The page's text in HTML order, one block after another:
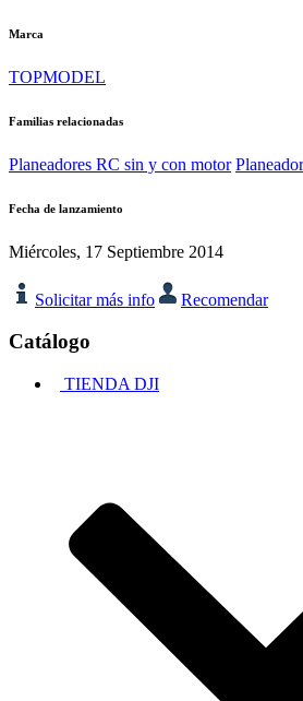
Marca
TOPMODEL
Familias relacionadas
Planeadores RC sin y con motor
Fecha de lanzamiento
Miércoles, 17 Septiembre 2014
Solicitar más info Recomendar
Catálogo
TIENDA DJI